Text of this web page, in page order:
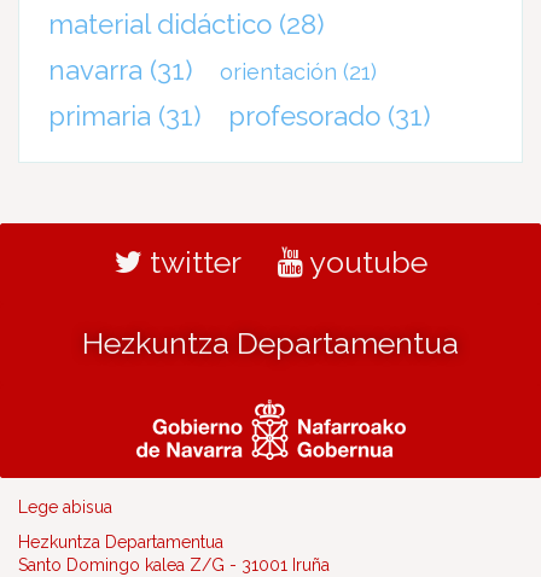
material didáctico (28)
navarra (31) orientación (21)
primaria (31) profesorado (31)
twitter youtube
Hezkuntza Departamentua
Lege abisua
Hezkuntza Departamentua
Santo Domingo kalea Z/G - 31001 Iruña